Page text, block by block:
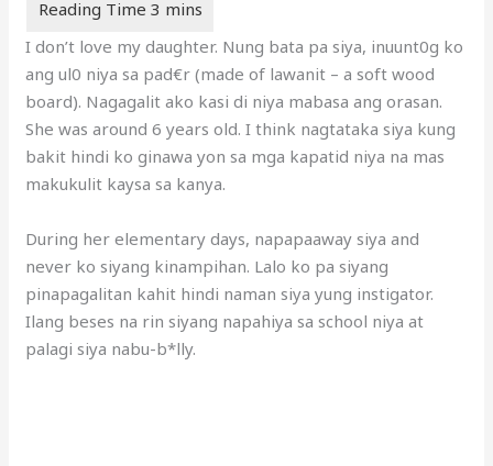
I don’t love my daughter. Nung bata pa siya, inuunt0g ko
ang ul0 niya sa pad€r (made of lawanit – a soft wood
board). Nagagalit ako kasi di niya mabasa ang orasan.
She was around 6 years old. I think nagtataka siya kung
bakit hindi ko ginawa yon sa mga kapatid niya na mas
makukulit kaysa sa kanya.
During her elementary days, napapaaway siya and
never ko siyang kinampihan. Lalo ko pa siyang
pinapagalitan kahit hindi naman siya yung instigator.
Ilang beses na rin siyang napahiya sa school niya at
palagi siya nabu-b*lly.